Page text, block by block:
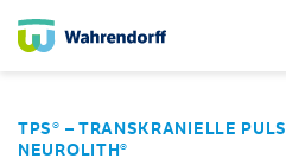
TPS® – TRANSKRANIELLE
NEUROLITH®